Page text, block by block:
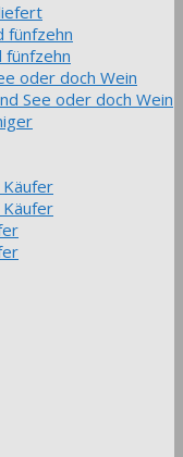
fünfzehn
oder doch Wein
See oder doch Wein